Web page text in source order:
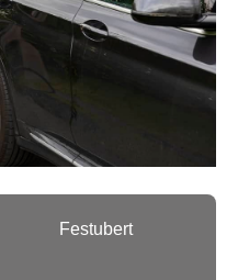
Festubert